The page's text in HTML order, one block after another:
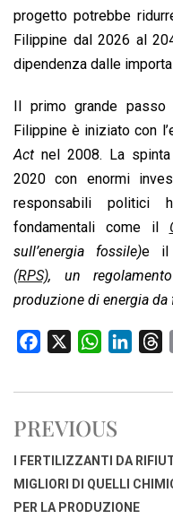
progetto potrebbe
Filippine dal 2026 al
dipendenza dalle
Il primo grande passo
Filippine è iniziato con
Act nel 2008. La
2020 con enormi
responsabili politici
fondamentali come il
sull’energia fossile)e il
(RPS), un
produzione di energia
c
b
o
o
k
W
a
s
A
p
p
n
d
I
n
r
d
s
PREVIOUS
I FERTILIZZANTI DA
MIGLIORI DI QUELLI
PER LA PRODUZIONE